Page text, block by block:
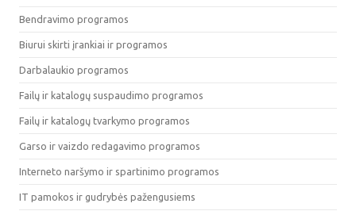
Bendravimo programos
Biurui skirti įrankiai ir programos
Darbalaukio programos
Failų ir katalogų suspaudimo programos
Failų ir katalogų tvarkymo programos
Garso ir vaizdo redagavimo programos
Interneto naršymo ir spartinimo programos
IT pamokos ir gudrybės pažengusiems